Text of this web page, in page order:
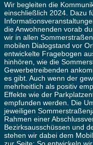
Wir begleiten die
einschließlich 2024. Dazu
die Anwohnenden vorab
wir in allen
mobilen Dialogstand vor
entwickelte Fragebogen
hinhören, wie die
Gewerbetreibenden
es gibt. Auch wenn der
mehrheitlich als positiv
Effekte wie der
empfunden werden. Die
jeweiligen
Rahmen einer
Bezirksausschüssen und
stehen wir dabei dem